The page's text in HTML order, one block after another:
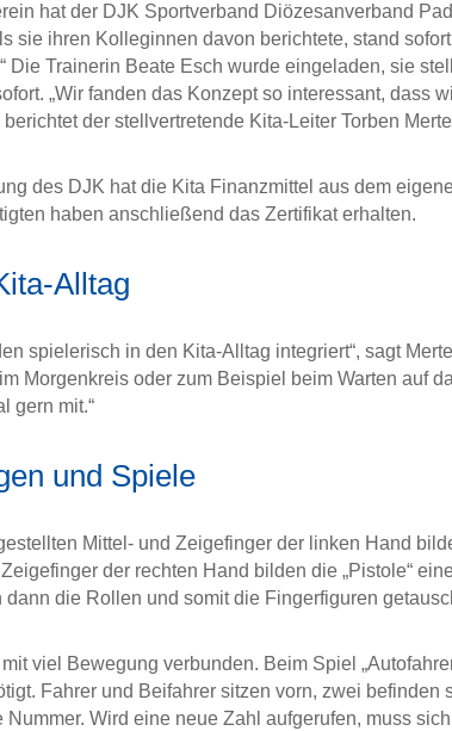
hat der DJK Sportverband Diözesanverband
sie ihren Kolleginnen davon berichtete, stand sofort
Die Trainerin Beate Esch wurde eingeladen, sie
„Wir fanden das Konzept so interessant, dass
der stellvertretende Kita-Leiter Torben
des DJK hat die Kita Finanzmittel aus dem
haben anschließend das Zertifikat erhalten.
Alltag
spielerisch in den Kita-Alltag integriert“, sagt
Morgenkreis oder zum Beispiel beim Warten auf
gern mit.“
und Spiele
Mittel- und Zeigefinger der linken Hand
der rechten Hand bilden die „Pistole“
die Rollen und somit die Fingerfiguren
viel Bewegung verbunden. Beim Spiel
Fahrer und Beifahrer sitzen vorn, zwei befinden
Wird eine neue Zahl aufgerufen, muss